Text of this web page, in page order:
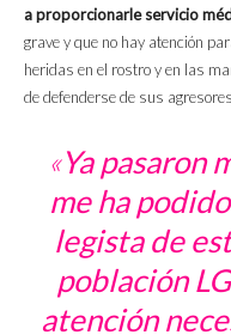
a proporcionarle servicio
grave y que no hay atención
heridas en el rostro y en las
de defenderse de sus
«Ya pasaron
me ha
legista de
población
atención